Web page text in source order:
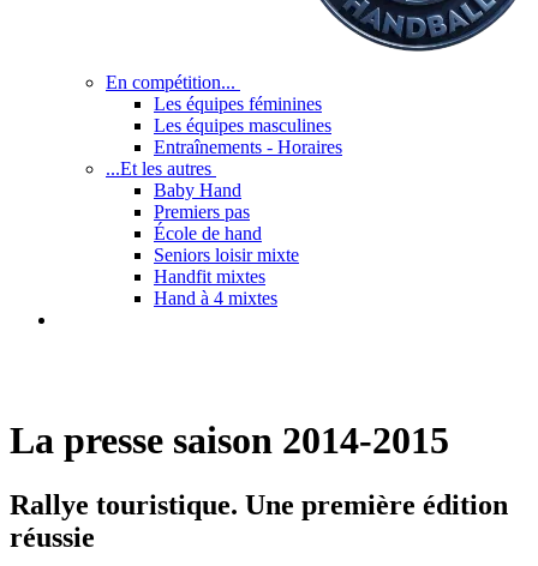
En compétition...
Les équipes féminines
Les équipes masculines
Entraînements - Horaires
...Et les autres
Baby Hand
Premiers pas
École de hand
Seniors loisir mixte
Handfit mixtes
Hand à 4 mixtes
La presse saison 2014-2015
Rallye touristique. Une première édition
réussie